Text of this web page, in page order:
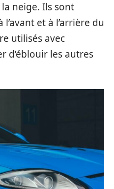
neige. Ils sont
et à l’arrière du
utilisés avec
d’éblouir les autres